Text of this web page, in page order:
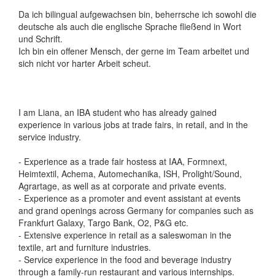
Da ich bilingual aufgewachsen bin, beherrsche ich sowohl die
deutsche als auch die englische Sprache fließend in Wort
und Schrift.
Ich bin ein offener Mensch, der gerne im Team arbeitet und
sich nicht vor harter Arbeit scheut.
I am Liana, an IBA student who has already gained
experience in various jobs at trade fairs, in retail, and in the
service industry.
- Experience as a trade fair hostess at IAA, Formnext,
Heimtextil, Achema, Automechanika, ISH, Prolight/Sound,
Agrartage, as well as at corporate and private events.
- Experience as a promoter and event assistant at events
and grand openings across Germany for companies such as
Frankfurt Galaxy, Targo Bank, O2, P&G etc.
- Extensive experience in retail as a saleswoman in the
textile, art and furniture industries.
- Service experience in the food and beverage industry
through a family-run restaurant and various internships.